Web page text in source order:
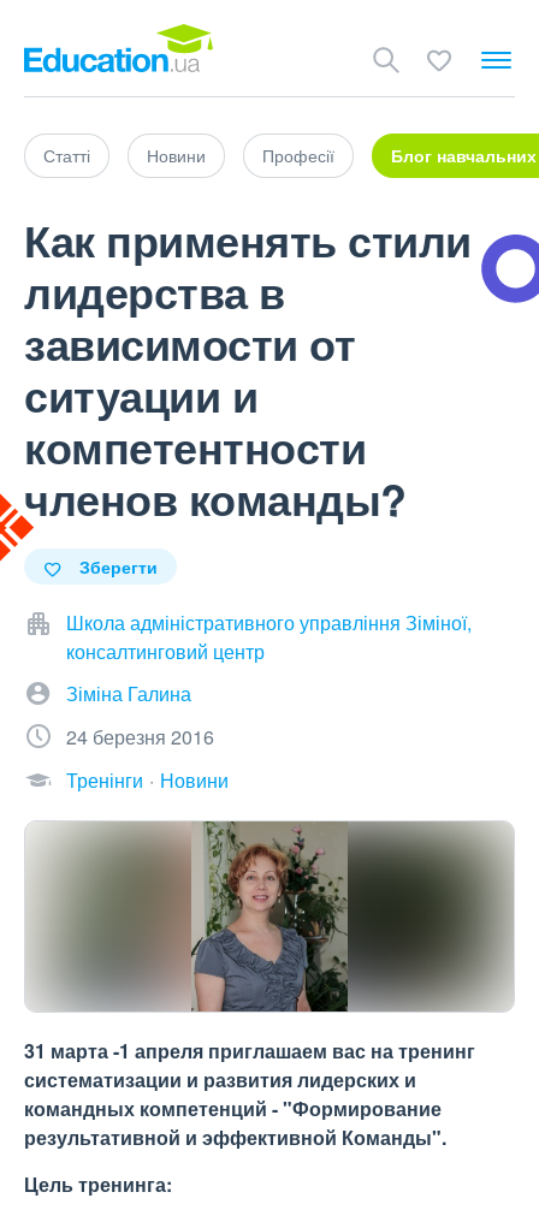
Статті Новини Професії Блог навчальних
Как применять стили
лидерства в
зависимости от
ситуации и
компетентности
членов команды?
Зберегти
Школа адміністративного управління Зіміної,
консалтинговий центр
Зіміна Галина
24 березня 2016
Тренінги
Новини
31 марта -1 апреля приглашаем вас на тренинг
систематизации и развития лидерских и
командных компетенций - "Формирование
результативной и эффективной Команды".
Цель тренинга: